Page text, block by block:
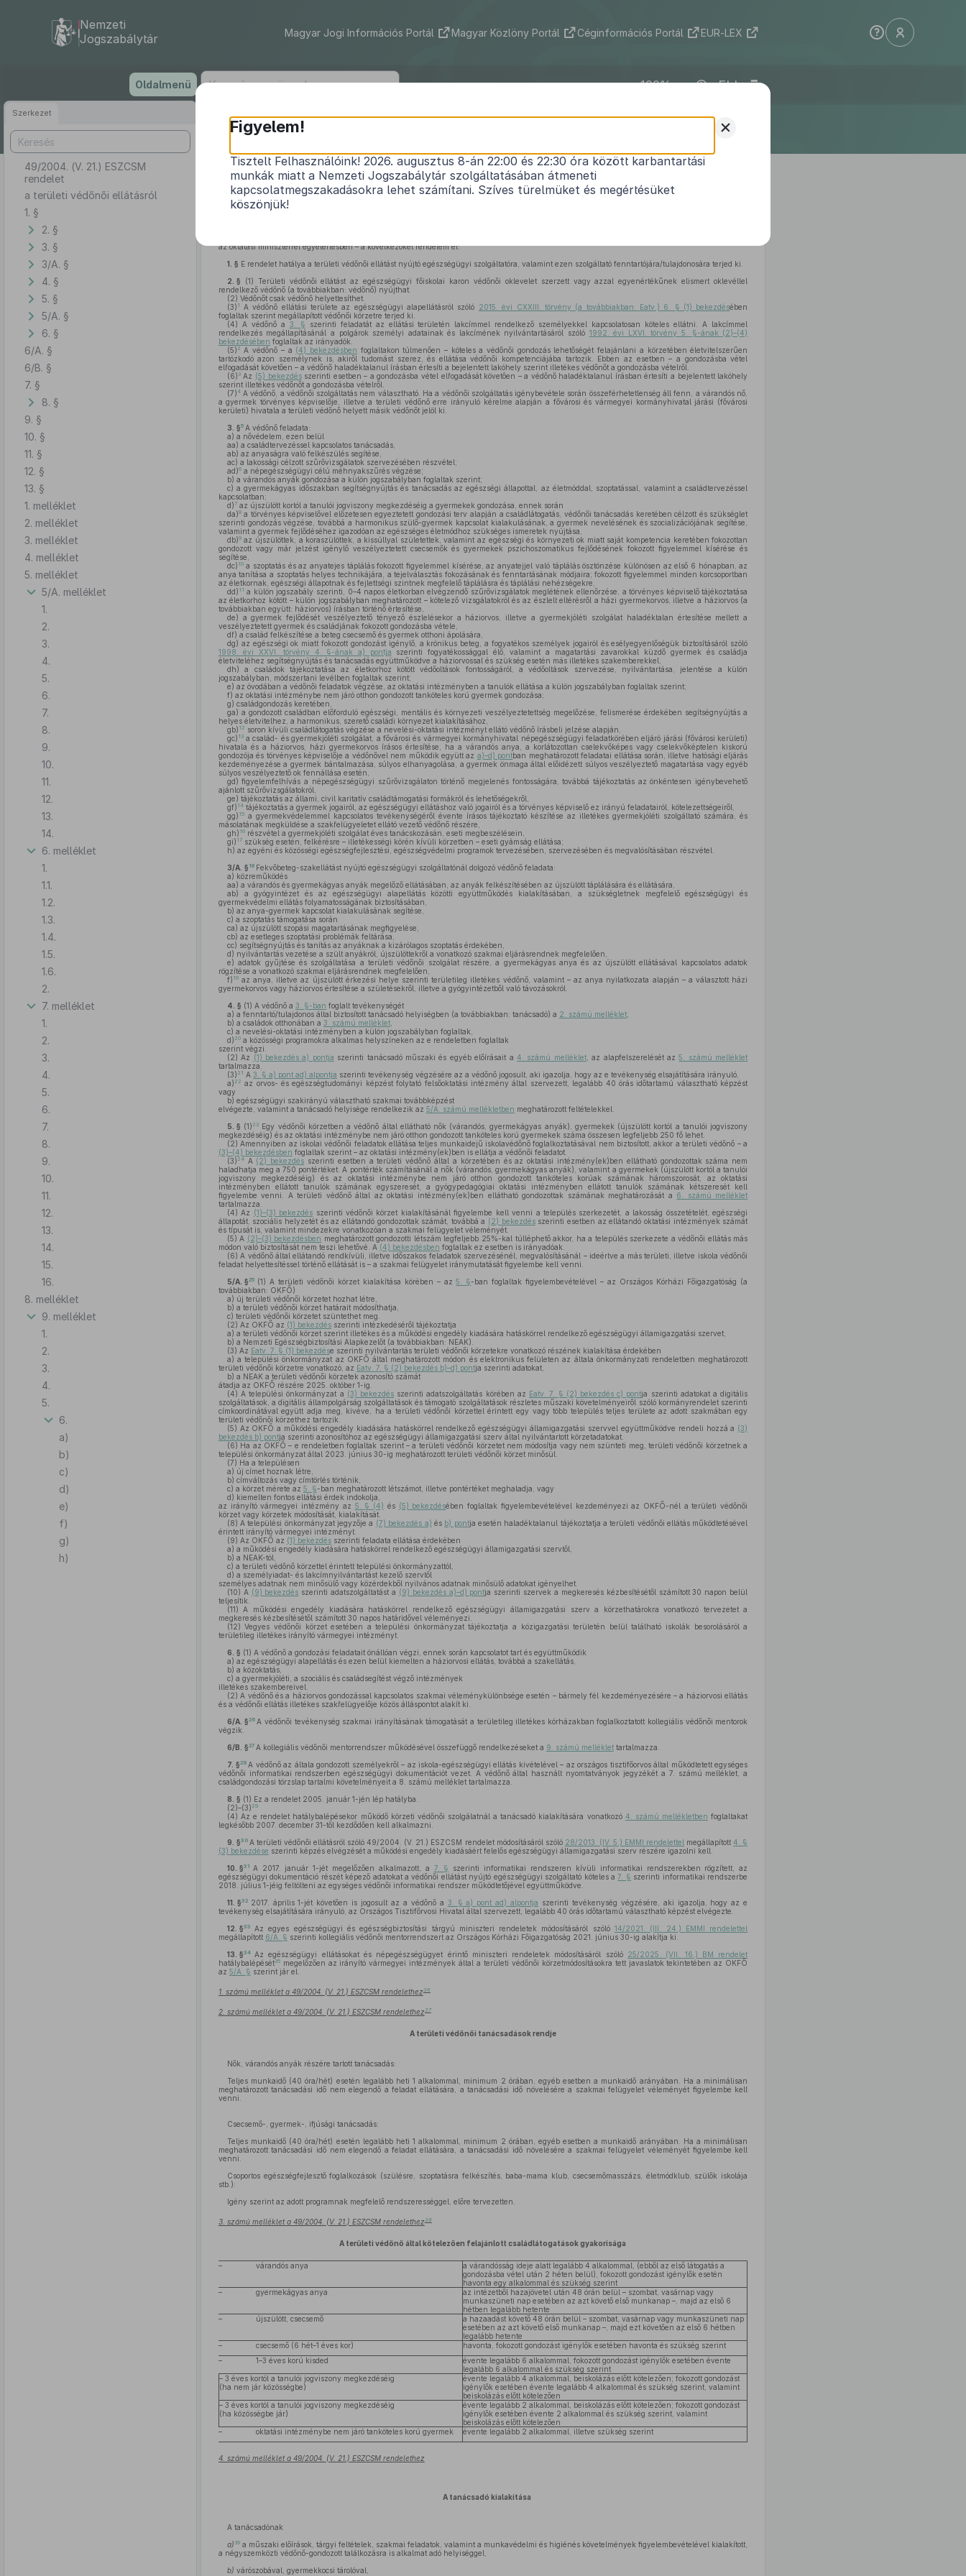
tartalomra
Nemzeti
Jogszabálytár
Magyar Jogi Információs Portál Magyar Közlöny Portál Céginformációs Portál EUR-LEX
Oldalmenü ELI
Szerkezet
49/2004. (V. 21.) ESZCSM
rendelet
a területi védőnői ellátásról
1. §
2. §
3. §
3/A. §
4. §
5. §
5/A. §
6. §
6/A. §
6/B. §
7. §
8. §
9. §
10. §
11. §
12. §
13. §
1. melléklet
2. melléklet
3. melléklet
4. melléklet
5. melléklet
5/A. melléklet
1.
2.
3.
4.
5.
6.
7.
8.
9.
10.
11.
12.
13.
14.
6. melléklet
1.
1.1.
1.2.
1.3.
1.4.
1.5.
1.6.
2.
7. melléklet
1.
2.
3.
4.
5.
6.
7.
8.
9.
10.
11.
12.
13.
14.
15.
16.
8. melléklet
9. melléklet
1.
2.
3.
4.
5.
6.
a)
b)
c)
d)
e)
f)
g)
h)
49/2004. (V. 21.) ESZCSM rendelet
a területi védőnői ellátásról
Hatályos: 2025. 09. 01. –
az oktatási miniszterrel egyetértésben – a következőket rendelem el:
1. § E rendelet hatálya a területi védőnői ellátást nyújtó egészségügyi szolgáltatóra, valamint ezen szolgáltató fenntartójára/tulajdonosára terjed ki.
2. § (1) Területi védőnői ellátást az egészségügyi főiskolai karon védőnői oklevelet szerzett vagy azzal egyenértékűnek elismert oklevéllel
rendelkező védőnő (a továbbiakban: védőnő) nyújthat.
(2) Védőnőt csak védőnő helyettesíthet.
(3) 1 A védőnő ellátási területe az egészségügyi alapellátásról szóló 2015. évi CXXIII. törvény (a továbbiakban: Eatv.) 6. § (1) bekezdésében
foglaltak szerint megállapított védőnői körzetre terjed ki.
(4) A védőnő a 3. § szerinti feladatát az ellátási területén lakcímmel rendelkező személyekkel kapcsolatosan köteles ellátni. A lakcímmel
rendelkezés megállapításánál a polgárok személyi adatainak és lakcímének nyilvántartásáról szóló 1992. évi LXVI. törvény 5. §-ának (2)–(4)
bekezdésében foglaltak az irányadók.
(5) 2 A védőnő – a (4) bekezdésben foglaltakon túlmenően – köteles a védőnői gondozás lehetőségét felajánlani a körzetében életvitelszerűen
tartózkodó azon személynek is, akiről tudomást szerez, és ellátása védőnői kompetenciájába tartozik. Ebben az esetben – a gondozásba vétel
elfogadását követően – a védőnő haladéktalanul írásban értesíti a bejelentett lakóhely szerint illetékes védőnőt a gondozásba vételről.
(6) 3Az (5) bekezdésszerinti esetben – a gondozásba vétel elfogadását követően – a védőnő haladéktalanul írásban értesíti a bejelentett lakóhely
szerint illetékes védőnőt a gondozásba vételről.
(7)4A védőnő, a védőnői szolgáltatás nem választható. Ha a védőnői szolgáltatás igénybevétele során összeférhetetlenség áll fenn, a várandós nő,
a gyermek törvényes képviselője, illetve a területi védőnő erre irányuló kérelme alapján a fővárosi és vármegyei kormányhivatal járási (fővárosi
kerületi) hivatala a területi védőnő helyett másik védőnőt jelöl ki.
3. §5 A védőnő feladata:
a) a nővédelem, ezen belül
aa) a családtervezéssel kapcsolatos tanácsadás,
ab) az anyaságra való felkészülés segítése,
ac) a lakossági célzott szűrővizsgálatok szervezésében részvétel;
ad)6a népegészségügyi célú méhnyakszűrés végzése;
b) a várandós anyák gondozása a külön jogszabályban foglaltak szerint;
c) a gyermekágyas időszakban segítségnyújtás és tanácsadás az egészségi állapottal, az életmóddal, szoptatással, valamint a családtervezéssel
kapcsolatban;
d)7az újszülött kortól a tanulói jogviszony megkezdéséig a gyermekek gondozása, ennek során
da)8a törvényes képviselővel előzetesen egyeztetett gondozási terv alapján a családlátogatás, védőnői tanácsadás keretében célzott és szükséglet
szerinti gondozás végzése, továbbá a harmonikus szülő-gyermek kapcsolat kialakulásának, a gyermek nevelésének és szocializációjának segítése,
valamint a gyermek fejlődéséhez igazodóan az egészséges életmódhoz szükséges ismeretek nyújtása,
db)9az újszülöttek, a koraszülöttek, a kissúllyal születettek, valamint az egészségi és környezeti ok miatt saját kompetencia keretében fokozottan
gondozott vagy már jelzést igénylő veszélyeztetett csecsemők és gyermekek pszichoszomatikus fejlődésének fokozott figyelemmel kísérése és
segítése,
dc) 10a szoptatás és az anyatejes táplálás fokozott figyelemmel kísérése, az anyatejjel való táplálás ösztönzése különösen az első 6 hónapban, az
anya tanítása a szoptatás helyes technikájára, a tejelválasztás fokozásának és fenntartásának módjaira; fokozott figyelemmel minden korcsoportban
az életkornak, egészségi állapotnak és fejlettségi szintnek megfelelő táplálásra és táplálási nehézségekre,
dd) 11 a külön jogszabály szerinti, 0–4 napos életkorban elvégzendő szűrővizsgálatok meglétének ellenőrzése, a törvényes képviselő tájékoztatása
az életkorhoz kötött – külön jogszabályban meghatározott – kötelező vizsgálatokról és az észlelt eltérésről a házi gyermekorvos, illetve a háziorvos (a
továbbiakban együtt: háziorvos) írásban történő értesítése,
de) a gyermek fejlődését veszélyeztető tényező észlelésekor a háziorvos, illetve a gyermekjóléti szolgálat haladéktalan értesítése mellett a
veszélyeztetett gyermek és családjának fokozott gondozásba vétele,
df) a család felkészítése a beteg csecsemő és gyermek otthoni ápolására,
dg) az egészségi ok miatt fokozott gondozást igénylő, a krónikus beteg, a fogyatékos személyek jogairól és esélyegyenlőségük biztosításáról szóló
1998. évi XXVI. törvény 4. §-ának a) pontja szerinti fogyatékossággal élő, valamint a magatartási zavarokkal küzdő gyermek és családja
életviteléhez segítségnyújtás és tanácsadás együttműködve a háziorvossal és szükség esetén más illetékes szakemberekkel,
dh) a családok tájékoztatása az életkorhoz kötött védőoltások fontosságáról, a védőoltások szervezése, nyilvántartása, jelentése a külön
jogszabályban, módszertani levélben foglaltak szerint;
e) az óvodában a védőnői feladatok végzése, az oktatási intézményben a tanulók ellátása a külön jogszabályban foglaltak szerint;
f) az oktatási intézménybe nem járó otthon gondozott tanköteles korú gyermek gondozása;
g) családgondozás keretében,
ga) a gondozott családban előforduló egészségi, mentális és környezeti veszélyeztetettség megelőzése, felismerése érdekében segítségnyújtás a
helyes életvitelhez, a harmonikus, szerető családi környezet kialakításához,
gb) 12 soron kívüli családlátogatás végzése a nevelési-oktatási intézményt ellátó védőnő írásbeli jelzése alapján,
gc) 13a család- és gyermekjóléti szolgálat, a fővárosi és vármegyei kormányhivatal népegészségügyi feladatkörében eljáró járási (fővárosi kerületi)
hivatala és a háziorvos, házi gyermekorvos írásos értesítése, ha a várandós anya, a korlátozottan cselekvőképes vagy cselekvőképtelen kiskorú
gondozója és törvényes képviselője a védőnővel nem működik együtt az a)–d) pontban meghatározott feladatai ellátása során, illetve hatósági eljárás
kezdeményezése a gyermek bántalmazása, súlyos elhanyagolása, a gyermek önmaga által előidézett súlyos veszélyeztető magatartása vagy egyéb
súlyos veszélyeztető ok fennállása esetén,
gd) figyelemfelhívás a népegészségügyi szűrővizsgálaton történő megjelenés fontosságára, továbbá tájékoztatás az önkéntesen igénybevehető
ajánlott szűrővizsgálatokról,
ge) tájékoztatás az állami, civil karitatív családtámogatási formákról és lehetőségekről,
gf) 14tájékoztatás a gyermek jogairól, az egészségügyi ellátáshoz való jogairól és a törvényes képviselő ez irányú feladatairól, kötelezettségeiről,
gg) 15a gyermekvédelemmel kapcsolatos tevékenységéről évente írásos tájékoztató készítése az illetékes gyermekjóléti szolgáltató számára, és
másolatának megküldése a szakfelügyeletet ellátó vezető védőnő részére,
gh) 16részvétel a gyermekjóléti szolgálat éves tanácskozásán, eseti megbeszélésein,
gi) 17szükség esetén, felkérésre – illetékességi körén kívüli körzetben – eseti gyámság ellátása;
h) az egyéni és közösségi egészségfejlesztési, egészségvédelmi programok tervezésében, szervezésében és megvalósításában részvétel.
3/A. § 18 Fekvőbeteg-szakellátást nyújtó egészségügyi szolgáltatónál dolgozó védőnő feladata:
a) közreműködés
aa) a várandós és gyermekágyas anyák megelőző ellátásában, az anyák felkészítésében az újszülött táplálására és ellátására,
ab) a gyógyintézet és az egészségügyi alapellátás közötti együttműködés kialakításában, a szükségletnek megfelelő egészségügyi és
gyermekvédelmi ellátás folyamatosságának biztosításában,
b) az anya-gyermek kapcsolat kialakulásának segítése,
c) a szoptatás támogatása során
ca) az újszülött szopási magatartásának megfigyelése,
cb) az esetleges szoptatási problémák feltárása,
cc) segítségnyújtás és tanítás az anyáknak a kizárólagos szoptatás érdekében,
d) nyilvántartás vezetése a szült anyákról, újszülöttekről a vonatkozó szakmai eljárásrendnek megfelelően,
e) adatok gyűjtése és szolgáltatása a területi védőnői szolgálat részére, a gyermekágyas anya és az újszülött ellátásával kapcsolatos adatok
rögzítése a vonatkozó szakmai eljárásrendnek megfelelően,
f) 19az anya, illetve az újszülött érkezési helye szerinti területileg illetékes védőnő, valamint – az anya nyilatkozata alapján – a választott házi
gyermekorvos vagy háziorvos értesítése a születésekről, illetve a gyógyintézetből való távozásokról.
4. § (1) A védőnő a 3. §-ban foglalt tevékenységét
a) a fenntartó/tulajdonos által biztosított tanácsadó helyiségben (a továbbiakban: tanácsadó) a 2. számú melléklet,
b) a családok otthonában a 3. számú melléklet,
c) a nevelési-oktatási intézményben a külön jogszabályban foglaltak,
d) 20a közösségi programokra alkalmas helyszíneken az e rendeletben foglaltak
szerint végzi.
(2) Az (1) bekezdés a) pontja szerinti tanácsadó műszaki és egyéb előírásait a4. számú melléklet, az alapfelszerelését az5. számú melléklet
tartalmazza.
(3) 21 A 3. § a) pont ad) alpontja szerinti tevékenység végzésére az a védőnő jogosult, aki igazolja, hogy az e tevékenység elsajátítására irányuló,
a) 22 az orvos- és egészségtudományi képzést folytató felsőoktatási intézmény által szervezett, legalább 40 órás időtartamú választható képzést
vagy
b) egészségügyi szakirányú választható szakmai továbbképzést
elvégezte, valamint a tanácsadó helyisége rendelkezik az 5/A. számú mellékletben meghatározott feltételekkel.
5. § (1) 23 Egy védőnői körzetben a védőnő által ellátható nők (várandós, gyermekágyas anyák), gyermekek (újszülött kortól a tanulói jogviszony
megkezdéséig) és az oktatási intézménybe nem járó otthon gondozott tanköteles korú gyermekek száma összesen legfeljebb 250 fő lehet.
(2) Amennyiben az iskolai védőnői feladatok ellátása teljes munkaidejű iskolavédőnő foglalkoztatásával nem biztosított, akkor a területi védőnő – a
(3)–(4) bekezdésben foglaltak szerint – az oktatási intézmény(ek)ben is ellátja a védőnői feladatot.
(3) 24A (2) bekezdés szerinti esetben a területi védőnő által a körzetében és az oktatási intézmény(ek)ben ellátható gondozottak száma nem
haladhatja meg a 750 pontértéket. A pontérték számításánál a nők (várandós, gyermekágyas anyák), valamint a gyermekek (újszülött kortól a tanulói
jogviszony megkezdéséig) és az oktatási intézménybe nem járó otthon gondozott tanköteles korúak számának háromszorosát, az oktatási
intézményben ellátott tanulók számának egyszeresét, a gyógypedagógiai oktatási intézményben ellátott tanulók számának kétszeresét kell
figyelembe venni. A területi védőnő által az oktatási intézmény(ek)ben ellátható gondozottak számának meghatározását a 6. számú melléklet
tartalmazza.
(4) Az (1)–(3) bekezdés szerinti védőnői körzet kialakításánál figyelembe kell venni a település szerkezetét, a lakosság összetételét, egészségi
állapotát, szociális helyzetét és az ellátandó gondozottak számát, továbbá a (2) bekezdésszerinti esetben az ellátandó oktatási intézmények számát
és típusát is, valamint mindezekre vonatkozóan a szakmai felügyelet véleményét.
(5) A (2)–(3) bekezdésben meghatározott gondozotti létszám legfeljebb 25%-kal túlléphető akkor, ha a település szerkezete a védőnői ellátás más
módon való biztosítását nem teszi lehetővé. A (4) bekezdésben foglaltak ez esetben is irányadóak.
(6) A védőnő által ellátandó rendkívüli, illetve időszakos feladatok szervezésénél, megvalósításánál – ideértve a más területi, illetve iskola védőnői
feladat helyettesítéssel történő ellátását is – a szakmai felügyelet iránymutatását figyelembe kell venni.
5/A. §25 (1) A területi védőnői körzet kialakítása körében – az5. §-ban foglaltak figyelembevételével – az Országos Kórházi Főigazgatóság (a
továbbiakban: OKFŐ)
a) új területi védőnői körzetet hozhat létre,
b) a területi védőnői körzet határait módosíthatja,
c) területi védőnői körzetet szüntethet meg.
(2) Az OKFŐ az (1) bekezdésszerinti intézkedéséről tájékoztatja
a) a területi védőnői körzet szerint illetékes és a működési engedély kiadására hatáskörrel rendelkező egészségügyi államigazgatási szervet,
b) a Nemzeti Egészségbiztosítási Alapkezelőt (a továbbiakban: NEAK).
(3) Az Eatv. 7. § (1) bekezdése szerinti nyilvántartás területi védőnői körzetekre vonatkozó részének kialakítása érdekében
a) a települési önkormányzat az OKFŐ által meghatározott módon és elektronikus felületen az általa önkormányzati rendeletben meghatározott
területi védőnői körzetre vonatkozó, az Eatv. 7. § (2) bekezdés b)–d) pontja szerinti adatokat,
b) a NEAK a területi védőnői körzetek azonosító számát
átadja az OKFŐ részére 2025. október 1-ig.
(4) A települési önkormányzat a (3) bekezdés szerinti adatszolgáltatás körében az Eatv. 7. § (2) bekezdés c) pontja szerinti adatokat a digitális
szolgáltatások, a digitális állampolgárság szolgáltatások és támogató szolgáltatások részletes műszaki követelményeiről szóló kormányrendelet szerinti
címkoordinátával együtt adja meg, kivéve, ha a területi védőnői körzettel érintett egy vagy több település teljes területe az adott szakmában egy
területi védőnői körzethez tartozik.
(5) Az OKFŐ a működési engedély kiadására hatáskörrel rendelkező egészségügyi államigazgatási szervvel együttműködve rendeli hozzá a (3)
bekezdés b) pontja szerinti azonosítóhoz az egészségügyi államigazgatási szerv által nyilvántartott körzetadatokat.
(6) Ha az OKFŐ – e rendeletben foglaltak szerint – a területi védőnői körzetet nem módosítja vagy nem szünteti meg, területi védőnői körzetnek a
települési önkormányzat által 2023. június 30-ig meghatározott területi védőnői körzet minősül.
(7) Ha a településen
a) új címet hoznak létre,
b) címváltozás vagy címtörlés történik,
c) a körzet mérete az 5. §-ban meghatározott létszámot, illetve pontértéket meghaladja, vagy
d) kiemelten fontos ellátási érdek indokolja,
az irányító vármegyei intézmény az 5. § (4) és (5) bekezdésében foglaltak figyelembevételével kezdeményezi az OKFŐ-nél a területi védőnői
körzet vagy körzetek módosítását, kialakítását.
(8) A települési önkormányzat jegyzője a (7) bekezdés a) és b) pontja esetén haladéktalanul tájékoztatja a területi védőnői ellátás működtetésével
érintett irányító vármegyei intézményt.
(9) Az OKFŐ az (1) bekezdésszerinti feladata ellátása érdekében
a) a működési engedély kiadására hatáskörrel rendelkező egészségügyi államigazgatási szervtől,
b) a NEAK-tól,
c) a területi védőnő körzettel érintett települési önkormányzattól,
d) a személyiadat- és lakcímnyilvántartást kezelő szervtől
személyes adatnak nem minősülő vagy közérdekből nyilvános adatnak minősülő adatokat igényelhet.
(10) A (9) bekezdés szerinti adatszolgáltatást a (9) bekezdés a)–d) pontja szerinti szervek a megkeresés kézbesítésétől számított 30 napon belül
teljesítik.
(11) A működési engedély kiadására hatáskörrel rendelkező egészségügyi államigazgatási szerv a körzethatárokra vonatkozó tervezetet a
megkeresés kézbesítésétől számított 30 napos határidővel véleményezi.
(12) Vegyes védőnői körzet esetében a települési önkormányzat tájékoztatja a közigazgatási területén belül található iskolák besorolásáról a
területileg illetékes irányító vármegyei intézményt.
6. § (1) A védőnő a gondozási feladatait önállóan végzi, ennek során kapcsolatot tart és együttműködik
a) az egészségügyi alapellátás és ezen belül kiemelten a háziorvosi ellátás, továbbá a szakellátás,
b) a közoktatás,
c) a gyermekjóléti, a szociális és családsegítést végző intézmények
illetékes szakembereivel.
(2) A védőnő és a háziorvos gondozással kapcsolatos szakmai véleménykülönbsége esetén – bármely fél kezdeményezésére – a háziorvosi ellátás
és a védőnői ellátás illetékes szakfelügyelője közös álláspontot alakít ki.
6/A. §26 A védőnői tevékenység szakmai irányításának támogatását a területileg illetékes kórházakban foglalkoztatott kollegiális védőnői mentorok
végzik.
6/B. §27 A kollegiális védőnői mentorrendszer működésével összefüggő rendelkezéseket a 9. számú melléklettartalmazza.
7. §28 A védőnő az általa gondozott személyekről – az iskola-egészségügyi ellátás kivételével – az országos tisztifőorvos által működtetett egységes
védőnői informatikai rendszerben egészségügyi dokumentációt vezet. A védőnő által használt nyomtatványok jegyzékét a 7. számú melléklet, a
családgondozási törzslap tartalmi követelményeit a 8. számú melléklet tartalmazza.
8. § (1) Ez a rendelet 2005. január 1-jén lép hatályba.
(2)–(3) 29
(4) Az e rendelet hatálybalépésekor működő körzeti védőnői szolgálatnál a tanácsadó kialakítására vonatkozó 4. számú mellékletben foglaltakat
legkésőbb 2007. december 31-től kezdődően kell alkalmazni.
9. §30 A területi védőnői ellátásról szóló 49/2004. (V. 21.) ESZCSM rendelet módosításáról szóló 28/2013. (IV. 5.) EMMI rendelettel megállapított4. §
(3) bekezdése szerinti képzés elvégzését a működési engedély kiadásáért felelős egészségügyi államigazgatási szerv részére igazolni kell.
10. §31 A 2017. január 1-jét megelőzően alkalmazott, a 7. §
szerinti informatikai rendszeren kívüli informatikai rendszerekben rögzített, az
egészségügyi dokumentáció részét képező adatokat a védőnői ellátást nyújtó egészségügyi szolgáltató köteles a7. § szerinti informatikai rendszerbe
2018. július 1-jéig feltölteni az egységes védőnői informatikai rendszer működtetőjével együttműködve.
11. §32 2017. április 1-jét követően is jogosult az a védőnő a 3. § a) pont ad) alpontja szerinti tevékenység végzésére, aki igazolja, hogy az e
tevékenység elsajátítására irányuló, az Országos Tisztifőrvosi Hivatal által szervezett, legalább 40 órás időtartamú választható képzést elvégezte.
12. §33 Az egyes egészségügyi és egészségbiztosítási tárgyú miniszteri rendeletek módosításáról szóló14/2021. (III. 24.) EMMI rendelettel
megállapított 6/A. § szerinti kollegiális védőnői mentorrendszert az Országos Kórházi Főigazgatóság 2021. június 30-ig alakítja ki.
13. §34 Az egészségügyi ellátásokat és népegészségügyet érintő miniszteri rendeletek módosításáról szóló 25/2025. (VII. 16.) BM rendelet
hatálybalépését35megelőzően az irányító vármegyei intézmények által a területi védőnői körzetmódosításokra tett javaslatok tekintetében az OKFŐ
az 5/A. § szerint jár el.
1. számú melléklet a 49/2004. (V. 21.) ESZCSM rendelethez 36
2. számú melléklet a 49/2004. (V. 21.) ESZCSM rendelethez 37
A területi védőnői tanácsadások rendje
Nők, várandós anyák részére tartott tanácsadás:
Teljes munkaidő (40 óra/hét) esetén legalább heti 1 alkalommal, minimum 2 órában, egyéb esetben a munkaidő arányában. Ha a minimálisan
meghatározott tanácsadási idő nem elegendő a feladat ellátására, a tanácsadási idő növelésére a szakmai felügyelet véleményét figyelembe kell
venni.
Csecsemő-, gyermek-, ifjúsági tanácsadás:
Teljes munkaidő (40 óra/hét) esetén legalább heti 1 alkalommal, minimum 2 órában, egyéb esetben a munkaidő arányában. Ha a minimálisan
meghatározott tanácsadási idő nem elegendő a feladat ellátására, a tanácsadási idő növelésére a szakmai felügyelet véleményét figyelembe kell
venni.
Csoportos egészségfejlesztő foglalkozások (szülésre, szoptatásra felkészítés, baba-mama klub, csecsemőmasszázs, életmódklub, szülők iskolája
stb.):
Igény szerint az adott programnak megfelelő rendszerességgel, előre tervezetten.
3. számú melléklet a 49/2004. (V. 21.) ESZCSM rendelethez 38
A területi védőnő által kötelezően felajánlott családlátogatások gyakorisága
– várandós anya
a várandósság ideje alatt legalább 4 alkalommal, (ebből az első látogatás a
gondozásba vétel után 2 héten belül), fokozott gondozást igénylők esetén
havonta egy alkalommal és szükség szerint
–
gyermekágyas anya
az intézetből hazajövetel után 48 órán belül – szombat, vasárnap vagy
munkaszüneti nap esetében az azt követő első munkanap –, majd az első 6
hétben legalább hetente
–
újszülött, csecsemő
a hazaadást követő 48 órán belül – szombat, vasárnap vagy munkaszüneti nap
esetében az azt követő első munkanap –, majd ezt követően az első 6 hétben
legalább hetente
–
csecsemő (6 hét–1 éves kor)
havonta, fokozott gondozást igénylők esetében havonta és szükség szerint
–
1–3 éves korú kisded
évente legalább 6 alkalommal, fokozott gondozást igénylők esetében évente
legalább 6 alkalommal és szükség szerint
– 3 éves kortól a tanulói jogviszony megkezdéséig
(ha nem jár közösségbe)
évente legalább 4 alkalommal, beiskolázás előtt kötelezően; fokozott gondozást
igénylők esetében évente legalább 4 alkalommal és szükség szerint, valamint
beiskolázás előtt kötelezően
– 3 éves kortól a tanulói jogviszony megkezdéséig
(ha közösségbe jár)
évente legalább 2 alkalommal, beiskolázás előtt kötelezően; fokozott gondozást
igénylők esetében évente 2 alkalommal és szükség szerint, valamint
beiskolázás előtt kötelezően
–
oktatási intézménybe nem járó tanköteles korú gyermek évente legalább 2 alkalommal, illetve szükség szerint
4. számú melléklet a 49/2004. (V. 21.) ESZCSM rendelethez
A tanácsadó kialakítása
A tanácsadónak
a) 39a műszaki előírások, tárgyi feltételek, szakmai feladatok, valamint a munkavédelmi és higiénés követelmények figyelembevételével kialakított,
a négyszemközti védőnő-gondozott találkozásra is alkalmat adó helyiséggel,
b) várószobával, gyermekkocsi tárolóval,
+
Figyelem!
Tisztelt Felhasználóink! 2026. augusztus 8-án 22:00 és 22:30 óra között karbantartási
munkák miatt a Nemzeti Jogszabálytár szolgáltatásában átmeneti
kapcsolatmegszakadásokra lehet számítani. Szíves türelmüket és megértésüket
köszönjük!